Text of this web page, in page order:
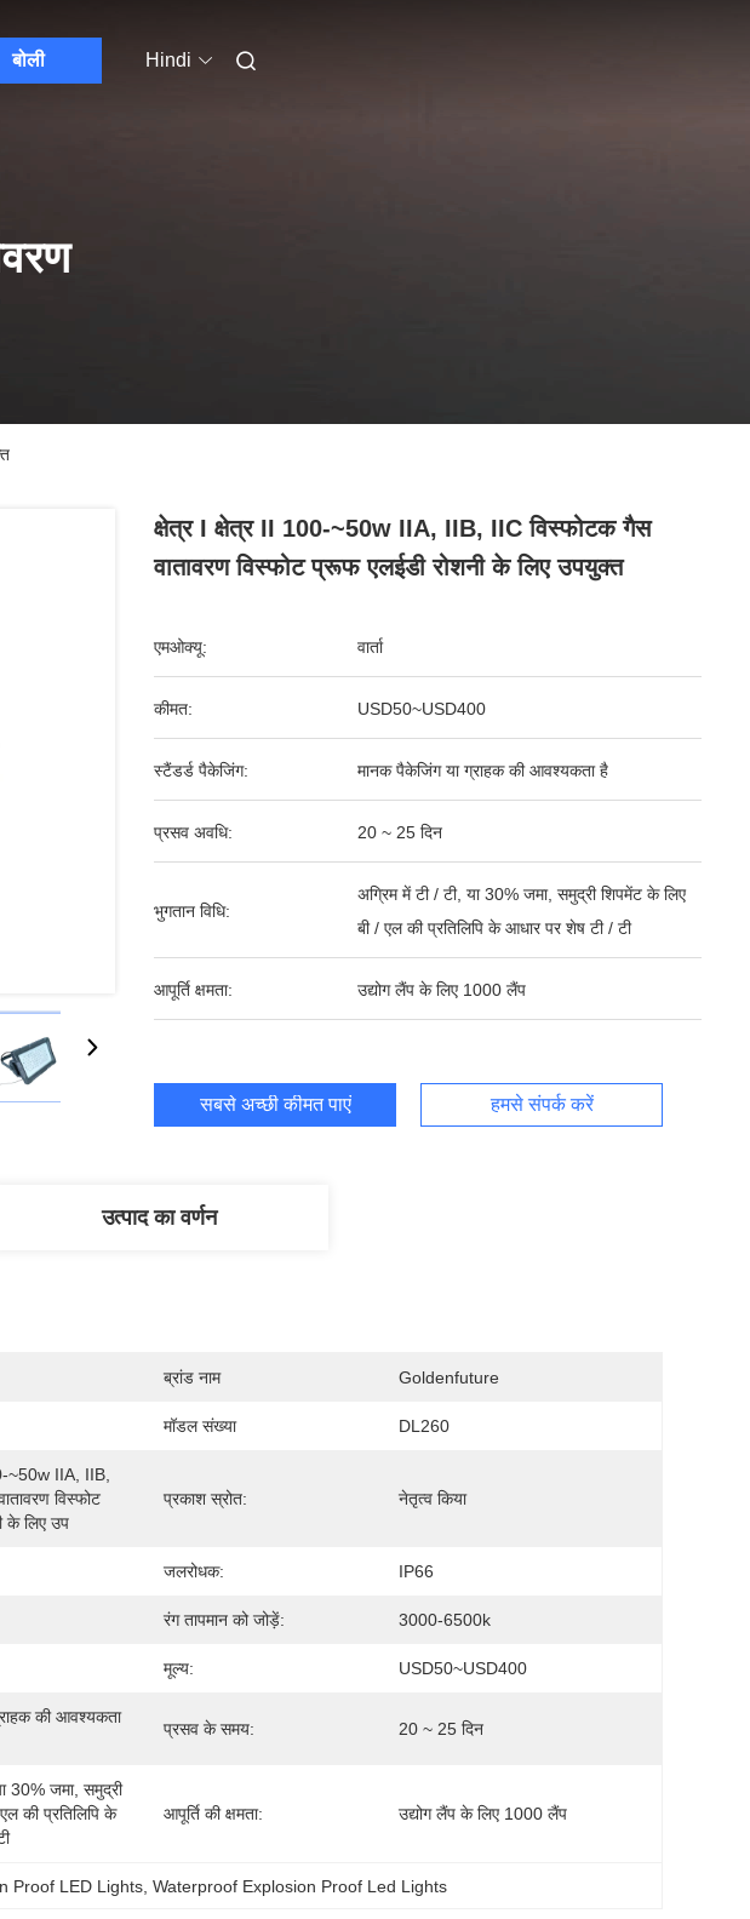
बोली Hindi
क्षेत्र I क्षेत्र II 100-~50w IIA, IIB, IIC विस्फोटक गैस
वातावरण विस्फोट प्रूफ एलईडी रोशनी के लिए उपयुक्त
एमओक्यू: वार्ता
कीमत: USD50~USD400
स्टैंडर्ड पैकेजिंग: मानक पैकेजिंग या ग्राहक की आवश्यकता है
प्रसव अवधि: 20 ~ 25 दिन
भुगतान विधि:
अग्रिम में टी / टी, या 30% जमा, समुद्री शिपमेंट के लिए
बी / एल की प्रतिलिपि के आधार पर शेष टी / टी
आपूर्ति क्षमता: उद्योग लैंप के लिए 1000 लैंप
सबसे अच्छी कीमत पाएं हमसे संपर्क करें
उत्पाद का वर्णन
ब्रांड नाम Goldenfuture
मॉडल संख्या DL260
~50w IIA, IIB,
विस्फोट
के लिए उप
प्रकाश स्रोत: नेतृत्व किया
जलरोधक: IP66
रंग तापमान को जोड़ें: 3000-6500k
मूल्य: USD50~USD400
की आवश्यकता
प्रसव के समय: 20 ~ 25 दिन
30% जमा, समुद्री
की प्रतिलिपि के
आपूर्ति की क्षमता: उद्योग लैंप के लिए 1000 लैंप
Proof LED Lights , Waterproof Explosion Proof Led Lights